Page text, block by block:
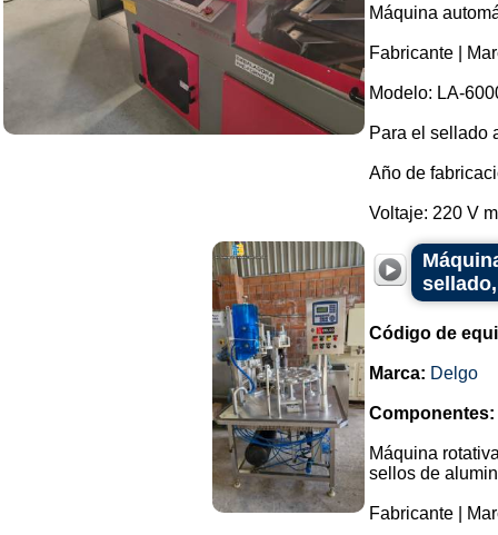
Máquina
Fabricante |
Modelo: LA-
Para el sellado
Año de
Voltaje: 220 V
Código de
Marca: Delgo
Componentes:
Máquina
sellos de
Fabricante |